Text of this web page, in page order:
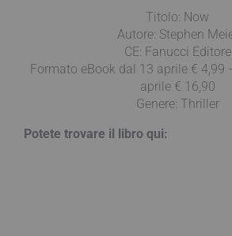
Titolo: Now
Autore: Stephen
CE: Fanucci Editore
Formato eBook dal 13 aprile € 4,99
aprile € 16,90
Genere: Thriller
Potete trovare il libro qui: